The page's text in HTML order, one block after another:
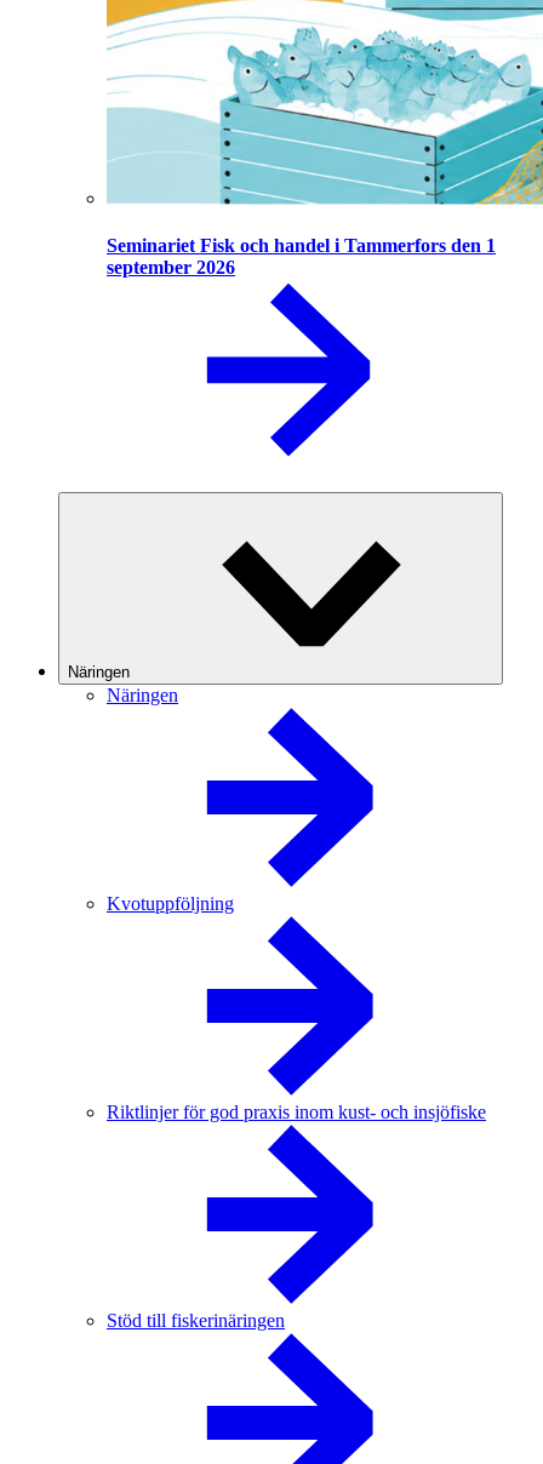
Seminariet Fisk och handel i Tammerfors den 1
september 2026
Näringen
Näringen
Kvotuppföljning
Riktlinjer för god praxis inom kust- och insjöfiske
Stöd till fiskerinäringen